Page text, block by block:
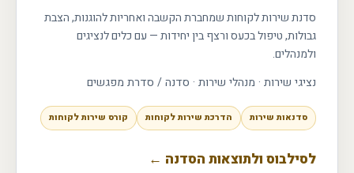
סדנת שירות לקוחות שמחברת הקשבה ואחריות להוגנות, הצבת
גבולות, טיפול בכעס ורצף בין יחידות — עם כלים לנציגים
ולמנהלים.
נציגי שירות · מנהלי שירות · סדנה / סדרת מפגשים
סדנאות שירות הדרכת שירות לקוחות קורס שירות לקוחות
לסילבוס ולתוצאות הסדנה ←